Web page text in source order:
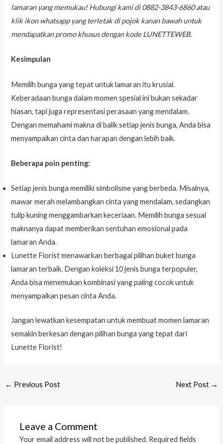
lamaran yang memukau! Hubungi kami di 0882-3843-6860 atau
klik ikon whatsapp yang terletak di pojok kanan bawah untuk
mendapatkan promo khusus dengan kode LUNETTEWEB.
Kesimpulan
Memilih bunga yang tepat untuk lamaran itu krusial.
Keberadaan bunga dalam momen spesial ini bukan sekadar
hiasan, tapi juga representasi perasaan yang mendalam.
Dengan memahami makna di balik setiap jenis bunga, Anda bisa
menyampaikan cinta dan harapan dengan lebih baik.
Beberapa poin penting:
Setiap jenis bunga memiliki simbolisme yang berbeda. Misalnya,
mawar merah melambangkan cinta yang mendalam, sedangkan
tulip kuning menggambarkan keceriaan. Memilih bunga sesuai
maknanya dapat memberikan sentuhan emosional pada
lamaran Anda.
Lunette Florist menawarkan berbagai pilihan buket bunga
lamaran terbaik. Dengan koleksi 10 jenis bunga terpopuler,
Anda bisa menemukan kombinasi yang paling cocok untuk
menyampaikan pesan cinta Anda.
Jangan lewatkan kesempatan untuk membuat momen lamaran
semakin berkesan dengan pilihan bunga yang tepat dari
Lunette Florist!
← Previous Post Next Post →
Leave a Comment
Your email address will not be published. Required fields